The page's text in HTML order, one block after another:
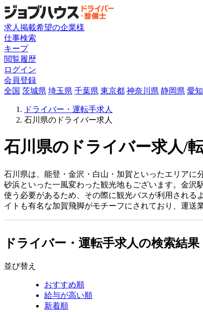
求人掲載希望の企業様
仕事検索
キープ
閲覧履歴
ログイン
会員登録
全国 茨城県 埼玉県 千葉県 東京都 神奈川県 静岡県 愛
ドライバー・運転手求人
石川県のドライバー求人
石川県のドライバー求人/
石川県は、能登・金沢・白山・加賀といったエリアに
砂浜といった一風変わった観光地もございます。金沢
使う必要があるため、その際に観光バスが利用される
イトも有名な加賀飛脚がモチーフにされており、運送
ドライバー・運転手求人の検索結果
並び替え
おすすめ順
給与が高い順
新着順